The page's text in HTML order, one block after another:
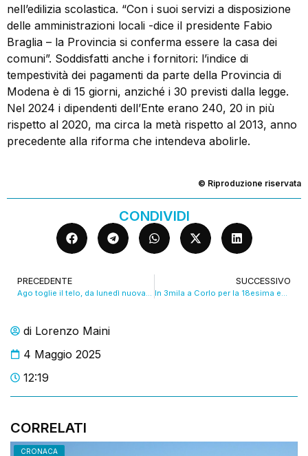
di Lorenzo Maini
4 Maggio 2025
12:19
CORRELATI
CRONACA
nell’edilizia scolastica. “Con i suoi servizi a disposizione
delle amministrazioni locali -dice il presidente Fabio
Braglia – la Provincia si conferma essere la casa dei
comuni”. Soddisfatti anche i fornitori: l’indice di
tempestività dei pagamenti da parte della Provincia di
Modena è di 15 giorni, anziché i 30 previsti dalla legge.
Nel 2024 i dipendenti dell’Ente erano 240, 20 in più
rispetto al 2020, ma circa la metà rispetto al 2013, anno
precedente alla riforma che intendeva abolirle.
© Riproduzione riservata
CONDIVIDI
PRECEDENTE
Ago toglie il telo, da lunedì nuova fase del cantiere
SUCCESSIVO
In 3mila a Corlo per la 18esima edizione della Magnalonga. VIDEO